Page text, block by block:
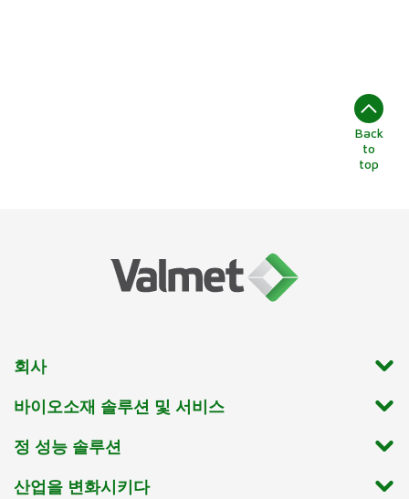
Back
to
top
회사
바이오소재 솔루션 및 서비스
정 성능 솔루션
산업을 변화시키다